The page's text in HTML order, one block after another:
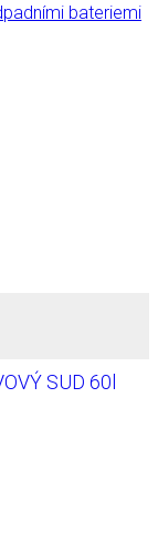
bateriemi